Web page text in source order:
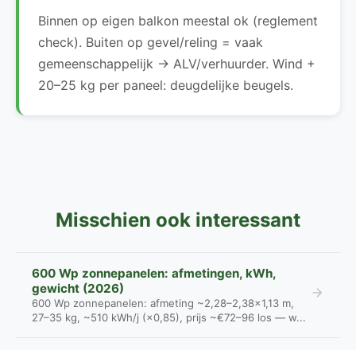
Binnen op eigen balkon meestal ok (reglement
check). Buiten op gevel/reling = vaak
gemeenschappelijk → ALV/verhuurder. Wind +
20–25 kg per paneel: deugdelijke beugels.
Misschien ook interessant
600 Wp zonnepanelen: afmetingen, kWh,
gewicht (2026)
600 Wp zonnepanelen: afmeting ~2,28–2,38×1,13 m,
27–35 kg, ~510 kWh/j (×0,85), prijs ~€72–96 los — w...